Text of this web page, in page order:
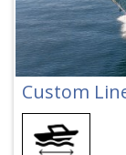
Custom